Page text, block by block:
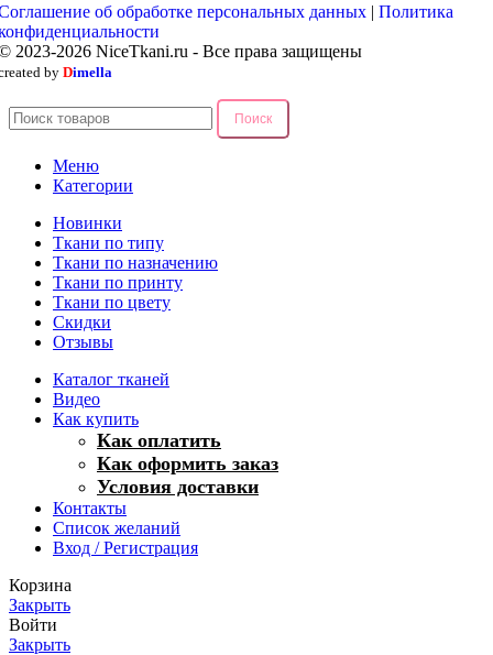
об обработке персональных данных | Политика
2023-2026 NiceTkani.ru - Все права защищены
by Dimella
Поиск
Меню
Категории
Новинки
Ткани по типу
Ткани по назначению
Ткани по принту
Ткани по цвету
Скидки
Отзывы
Каталог тканей
Видео
Как купить
Как оплатить
Как оформить заказ
Условия доставки
Контакты
Список желаний
Вход / Регистрация
Корзина
Закрыть
Войти
Закрыть